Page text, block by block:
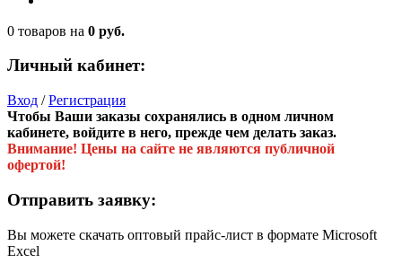
0 товаров на 0 руб.
Личный кабинет:
Вход /Регистрация
Чтобы Ваши заказы сохранялись в одном личном
кабинете, войдите в него, прежде чем делать заказ.
Внимание! Цены на сайте не являются публичной
офертой!
Отправить заявку:
Вы можете скачать оптовый прайс-лист в формате Microsoft
Excel